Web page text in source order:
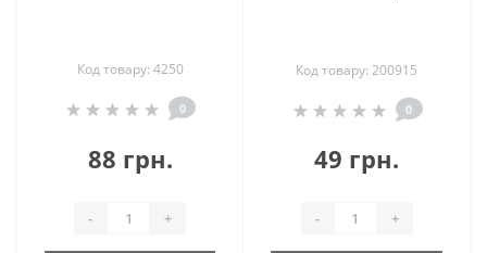
Код товару: 4250
0
88 грн.
- +
Код товару: 200915
0
49 грн.
- +